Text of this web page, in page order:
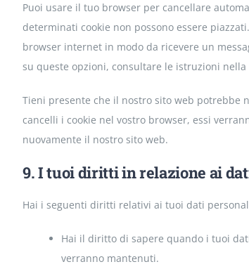
Puoi usare il tuo browser per cancellare
determinati cookie non possono essere
browser internet in modo da ricevere un
su queste opzioni, consultare le istruzioni
Tieni presente che il nostro sito web potrebbe
cancelli i cookie nel vostro browser, essi
nuovamente il nostro sito web.
9. I tuoi diritti in relazione ai
Hai i seguenti diritti relativi ai tuoi dati
Hai il diritto di sapere quando i tuoi
verranno mantenuti.